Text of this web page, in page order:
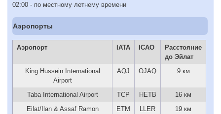
02:00 - по местному летнему времени
Аэропорты
Аэропорт IATA ICAO
Расстояние
до Эйлат
King Hussein International
Airport
AQJ OJAQ 9 км
Taba International Airport TCP HETB
16 км
Eilat/Ilan & Assaf Ramon
ETM LLER 19 км